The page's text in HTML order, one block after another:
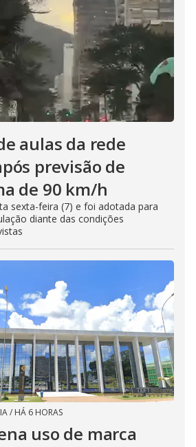
aulas da rede
previsão de
de 90 km/h
sexta-feira (7) e foi adotada para
diante das condições
/ HÁ 6 HORAS
uso de marca